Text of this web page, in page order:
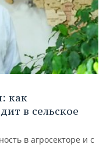
как
в сельское
в агросекторе и с